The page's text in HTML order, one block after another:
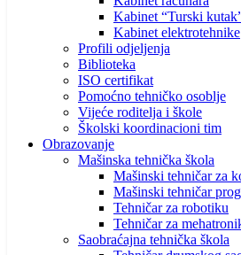
Kabinet “Turski
Kabinet elektrotehnike
Profili odjeljenja
Biblioteka
ISO certifikat
Pomoćno tehničko osoblje
Vijeće roditelja i škole
Školski koordinacioni tim
Obrazovanje
Mašinska tehnička škola
Mašinski tehničar za
Mašinski tehničar
Tehničar za robotiku
Tehničar za
Saobraćajna tehnička škola